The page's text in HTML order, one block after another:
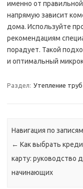
именно от
напрямую зависит
дома. Используйте
рекомендациям
порадует. Такой
и оптимальный
Раздел: Утепление труб
Навигация по записям
← Как выбрать
карту: руководство
начинающих